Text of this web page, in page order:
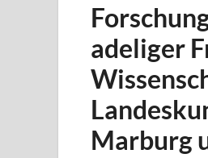
adeliger
Marburg